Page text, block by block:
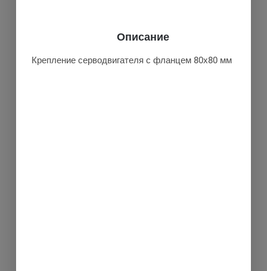
Описание
Крепление серводвигателя с фланцем 80х80 мм